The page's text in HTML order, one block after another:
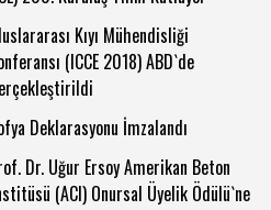
Kıyı Mühendisliği
(ICCE 2018) ABD`de
Deklarasyonu İmzalandı
Dr. Uğur Ersoy Amerikan Beton
(ACI) Onursal Üyelik Ödülü`ne